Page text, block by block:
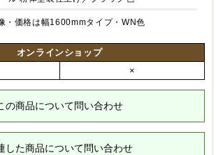
・価格は幅1600mmタイプ・WN色
オンラインショップ
×
の商品について問い合わせ
した商品について問い合わせ